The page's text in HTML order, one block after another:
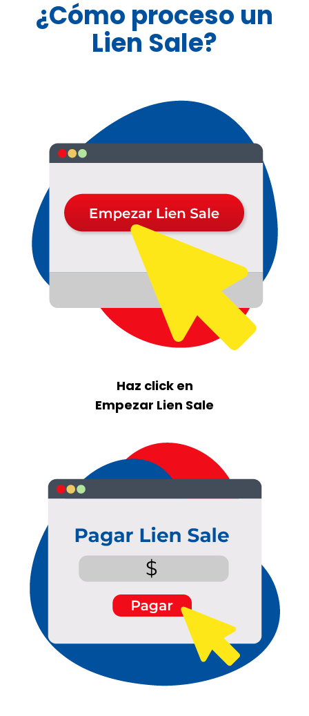
¿Cómo proceso un
Lien Sale?
Haz click en
Empezar Lien Sale